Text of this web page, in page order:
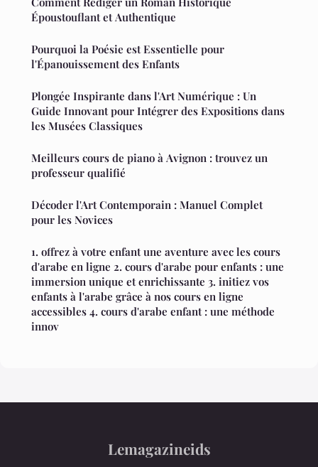
Époustouflant et Authentique
Pourquoi la Poésie est Essentielle pour
l'Épanouissement des Enfants
Plongée Inspirante dans l'Art Numérique : Un
Guide Innovant pour Intégrer des Expositions dans
les Musées Classiques
Meilleurs cours de piano à Avignon : trouvez un
professeur qualifié
Décoder l'Art Contemporain : Manuel Complet
pour les Novices
1. offrez à votre enfant une aventure avec les cours
d'arabe en ligne 2. cours d'arabe pour enfants : une
immersion unique et enrichissante 3. initiez vos
enfants à l'arabe grâce à nos cours en ligne
accessibles 4. cours d'arabe enfant : une méthode
innov
Lemagazineids